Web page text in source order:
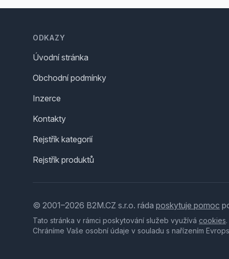
ODKAZY
Úvodní stránka
Obchodní podmínky
Inzerce
Kontakty
Rejstřík kategorií
Rejstřík produktů
© 2001–2026 B2M.CZ s.r.o. ráda poskytuje pomoc
Tato stránka v rámci poskytování služeb využívá cookies
Chráníme Vaše osobní údaje v souladu s nařízením